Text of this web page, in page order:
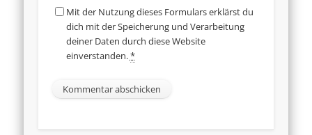
Mit der Nutzung dieses Formulars erklärst du
dich mit der Speicherung und Verarbeitung
deiner Daten durch diese Website
einverstanden.*